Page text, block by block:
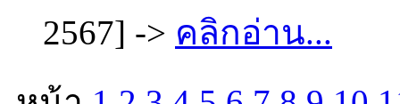
2567] -> คลิกอ่าน...